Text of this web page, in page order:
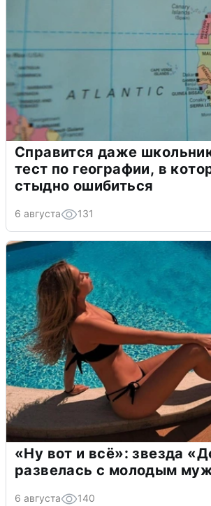
Справится даже
тест по географии, в
стыдно ошибиться
6 августа 131
«Ну вот и всё»: звезда
развелась с молодым
6 августа 140